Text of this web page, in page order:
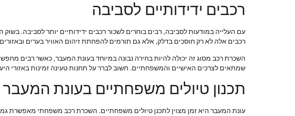
רכבים ידידותיים לסביבה
רכבים אלה לא רק חוסכים בדלק, אלא גם תורמים להפחתת זיהום האוויר בערים
השכרת רכב מסוג זה יכולה להיות בחירה נבונה במיוחד בעונת המעבר, כאשר רבים
שמתאים לצרכים האישיים והמשפחתיים. חשוב לברר על תחנות טעינה זמינות באזורי
תכנון טיולים משפחתיים בעונת המעבר
עונת המעבר היא זמן מצוין לתכנן טיולים משפחתיים. השכרת רכב משפחתי מאפשרת